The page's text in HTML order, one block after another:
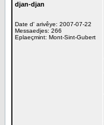
djan-djan
Date d' arivêye: 2007-07-22
Messaedjes: 266
Eplaeçmint: Mont-Sint-Gubert